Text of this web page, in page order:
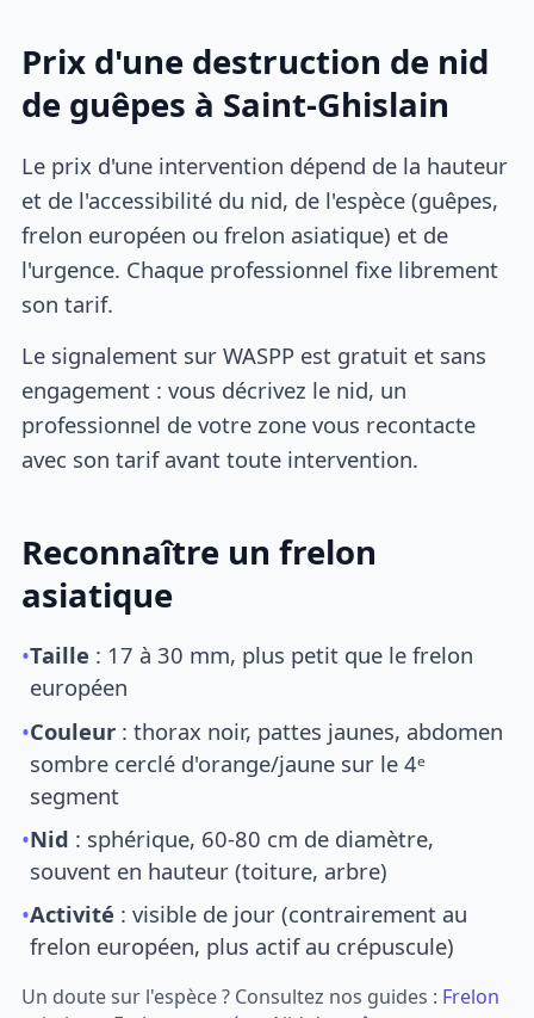
Prix d'une destruction de nid
de guêpes à Saint-Ghislain
Le prix d'une intervention dépend de la hauteur
et de l'accessibilité du nid, de l'espèce (guêpes,
frelon européen ou frelon asiatique) et de
l'urgence. Chaque professionnel fixe librement
son tarif.
Le signalement sur WASPP est gratuit et sans
engagement : vous décrivez le nid, un
professionnel de votre zone vous recontacte
avec son tarif avant toute intervention.
Reconnaître un frelon
asiatique
•Taille : 17 à 30 mm, plus petit que le frelon
européen
•Couleur : thorax noir, pattes jaunes, abdomen
sombre cerclé d'orange/jaune sur le 4ᵉ
segment
•Nid : sphérique, 60-80 cm de diamètre,
souvent en hauteur (toiture, arbre)
•Activité : visible de jour (contrairement au
frelon européen, plus actif au crépuscule)
Un doute sur l'espèce ? Consultez nos guides : Frelon